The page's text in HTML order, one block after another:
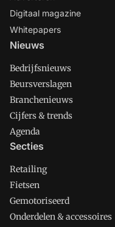
Digitaal magazine
Whitepapers
Nieuws
Bedrijfsnieuws
Beursverslagen
Branchenieuws
Cijfers & trends
Agenda
Secties
Retailing
Fietsen
Gemotoriseerd
Onderdelen & accessoires